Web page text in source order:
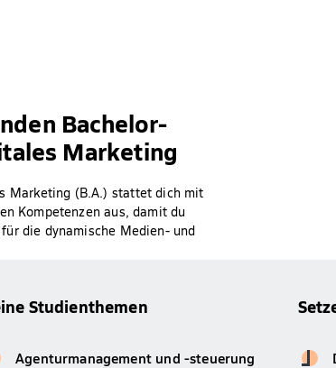
Bachelor-
Marketing
Marketing (B.A.) stattet dich mit
Kompetenzen aus, damit du
die dynamische Medien- und
Studienthemen
Agenturmanagement und -steuerung